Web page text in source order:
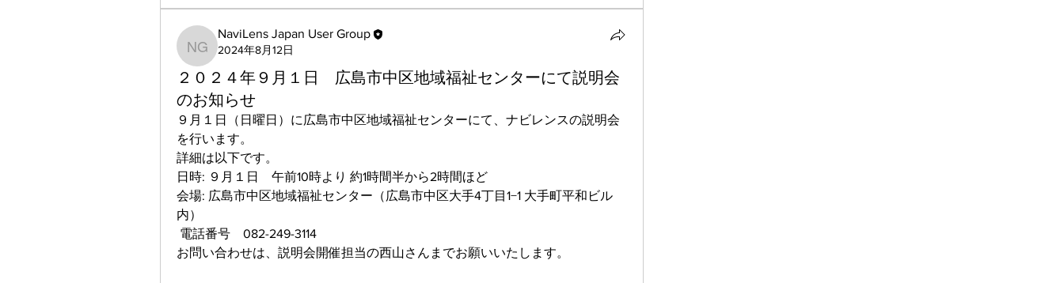
NaviLens Japan User Group
NaviLens Japan User Group
2024年8月12日
２０２４年９月１日 広島市中区地域福祉センターにて説明会
のお知らせ
９月１日（日曜日）に広島市中区地域福祉センターにて、ナビレンスの説明会
を行います。
詳細は以下です。
日時: ９月１日　午前10時より 約1時間半から2時間ほど
会場: 広島市中区地域福祉センター（広島市中区大手4丁目1−1 大手町平和ビル
内）
電話番号　082-249-3114
お問い合わせは、説明会開催担当の西山さんまでお願いいたします。